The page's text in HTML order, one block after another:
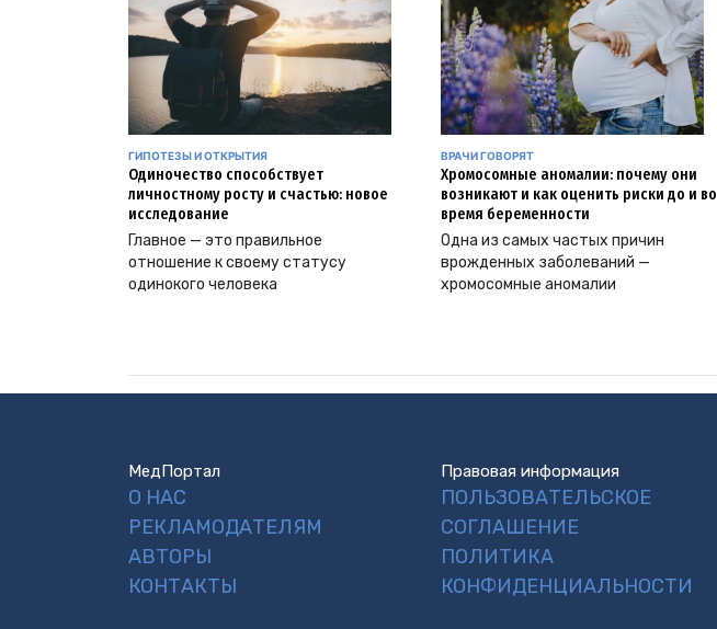
ГИПОТЕЗЫ И ОТКРЫТИЯ
Одиночество способствует
личностному росту и счастью: новое
исследование
Главное — это правильное
отношение к своему статусу
одинокого человека
ВРАЧИ ГОВОРЯТ
Хромосомные аномалии: почему они
возникают и как оценить риски до и во
время беременности
Одна из самых частых причин
врожденных заболеваний —
хромосомные аномалии
МедПортал
О НАС
РЕКЛАМОДАТЕЛЯМ
АВТОРЫ
КОНТАКТЫ
Правовая информация
ПОЛЬЗОВАТЕЛЬСКОЕ
СОГЛАШЕНИЕ
ПОЛИТИКА
КОНФИДЕНЦИАЛЬНОСТИ